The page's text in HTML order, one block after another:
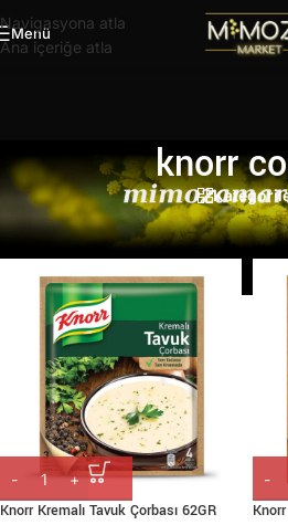
Navigasyona atla
Ana içeriğe atla
Menü
knorr
Ana Sayfa/ Ürünler “knorr corba”
Knorr Kremalı Tavuk Çorbası 62GR